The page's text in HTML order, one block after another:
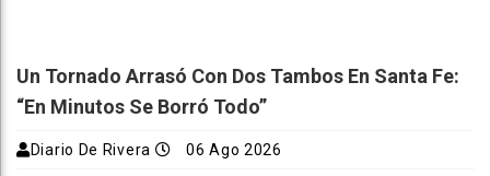
Un Tornado Arrasó Con Dos Tambos En Santa Fe:
“En Minutos Se Borró Todo”
Diario De Rivera 06 Ago 2026